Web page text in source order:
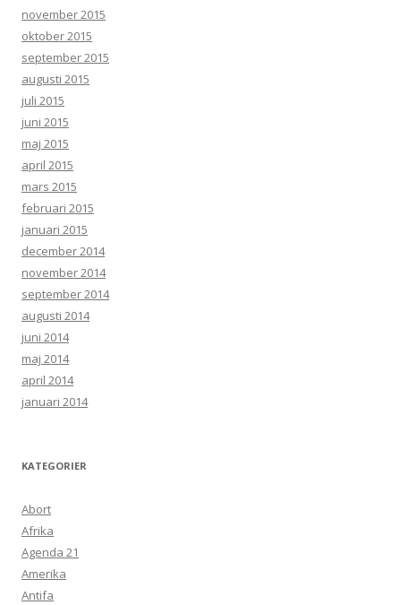
november 2015
oktober 2015
september 2015
augusti 2015
juli 2015
juni 2015
maj 2015
april 2015
mars 2015
februari 2015
januari 2015
december 2014
november 2014
september 2014
augusti 2014
juni 2014
maj 2014
april 2014
januari 2014
KATEGORIER
Abort
Afrika
Agenda 21
Amerika
Antifa